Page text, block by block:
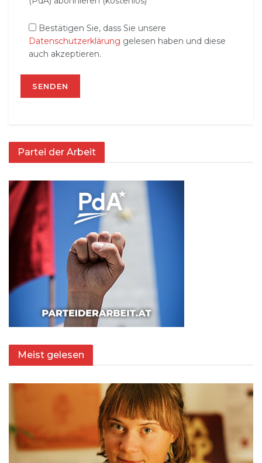
Bestätigen Sie, dass Sie unsere
Datenschutzerklärung gelesen haben und diese
auch akzeptieren.
Partei der Arbeit
Meist gelesen